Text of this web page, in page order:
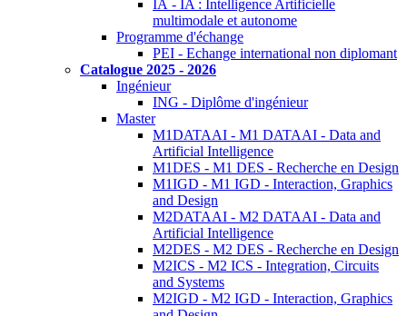
IA - IA : Intelligence Artificielle
multimodale et autonome
Programme d'échange
PEI - Echange international non diplomant
Catalogue 2025 - 2026
Ingénieur
ING - Diplôme d'ingénieur
Master
M1DATAAI - M1 DATAAI - Data and
Artificial Intelligence
M1DES - M1 DES - Recherche en Design
M1IGD - M1 IGD - Interaction, Graphics
and Design
M2DATAAI - M2 DATAAI - Data and
Artificial Intelligence
M2DES - M2 DES - Recherche en Design
M2ICS - M2 ICS - Integration, Circuits
and Systems
M2IGD - M2 IGD - Interaction, Graphics